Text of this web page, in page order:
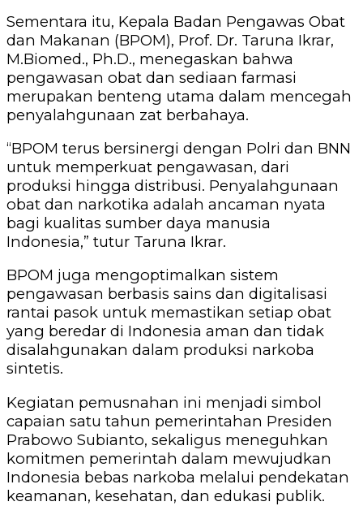
Sementara itu, Kepala Badan Pengawas Obat
dan Makanan (BPOM), Prof. Dr. Taruna Ikrar,
M.Biomed., Ph.D., menegaskan bahwa
pengawasan obat dan sediaan farmasi
merupakan benteng utama dalam mencegah
penyalahgunaan zat berbahaya.
“BPOM terus bersinergi dengan Polri dan BNN
untuk memperkuat pengawasan, dari
produksi hingga distribusi. Penyalahgunaan
obat dan narkotika adalah ancaman nyata
bagi kualitas sumber daya manusia
Indonesia,” tutur Taruna Ikrar.
BPOM juga mengoptimalkan sistem
pengawasan berbasis sains dan digitalisasi
rantai pasok untuk memastikan setiap obat
yang beredar di Indonesia aman dan tidak
disalahgunakan dalam produksi narkoba
sintetis.
Kegiatan pemusnahan ini menjadi simbol
capaian satu tahun pemerintahan Presiden
Prabowo Subianto, sekaligus meneguhkan
komitmen pemerintah dalam mewujudkan
Indonesia bebas narkoba melalui pendekatan
keamanan, kesehatan, dan edukasi publik.